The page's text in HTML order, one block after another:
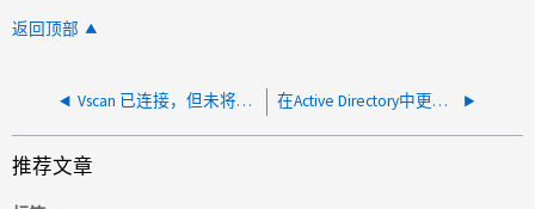
返回顶部
Vscan 已连接，但未将任何文件发送到外部引擎进行扫描 在Active Directory中更改用户域密码后、Vscan断开连接
推荐文章